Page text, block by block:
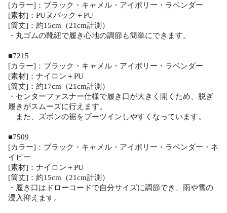
[カラー]：ブラック・キャメル・アイボリー・ラベンダー
[素材]：PUヌバック＋PU
[筒丈]：約15cm（21cm計測）
・丸ゴムの靴紐で履き心地の調節も簡単にできます。
■7215
[カラー]：ブラック・キャメル・アイボリー・ラベンダー
[素材]：ナイロン＋PU
[筒丈]：約17cm（21cm計測）
・センターファスナー仕様で履き口が大きく開くため、脱ぎ
履きがスムーズに行えます。
また、ズボンの裾をブーツインしやすくなっています。
■7509
[カラー]：ブラック・キャメル・アイボリー・ラベンダー・ネ
イビー
[素材]：ナイロン＋PU
[筒丈]：約15cm（21cm計測）
・履き口はドローコードで自分サイズに調節でき、雨や雪の
浸入抑えます。